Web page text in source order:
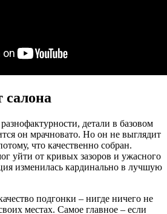
салона
детали в базовом
он мрачновато. Но он не выглядит
что качественно собран.
уйти от кривых зазоров и ужасного
изменилась кардинально в лучшую
подгонки – нигде ничего не
местах. Самое главное – если